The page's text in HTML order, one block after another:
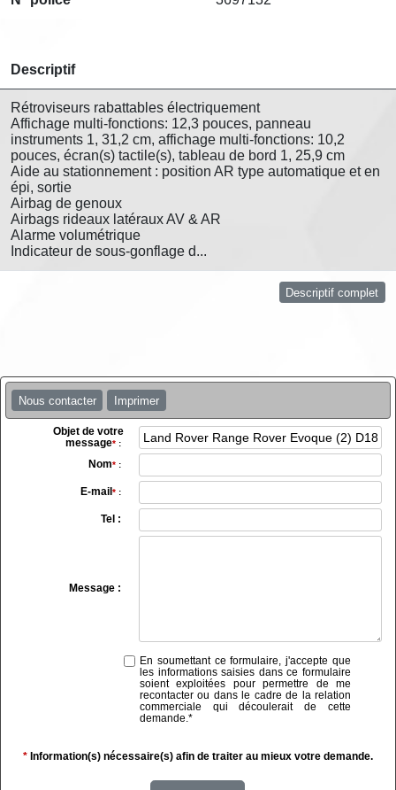
Descriptif
Rétroviseurs rabattables électriquement
Affichage multi-fonctions: 12,3 pouces, panneau
instruments 1, 31,2 cm, affichage multi-fonctions: 10,2
pouces, écran(s) tactile(s), tableau de bord 1, 25,9 cm
Aide au stationnement : position AR type automatique et en
épi, sortie
Airbag de genoux
Airbags rideaux latéraux AV & AR
Alarme volumétrique
Indicateur de sous-gonflage d...
Descriptif complet
Nous contacter Imprimer
Objet de votre
message*:
Nom*:
E-mail *:
Tel :
Message :
En soumettant ce formulaire, j'accepte que
les informations saisies dans ce formulaire
soient exploitées pour permettre de me
recontacter ou dans le cadre de la relation
commerciale qui découlerait de cette
demande.*
* Information(s) nécessaire(s) afin de traiter au mieux votre demande.